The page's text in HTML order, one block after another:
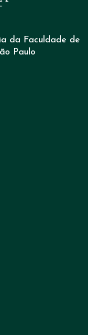
da Faculdade de
Paulo